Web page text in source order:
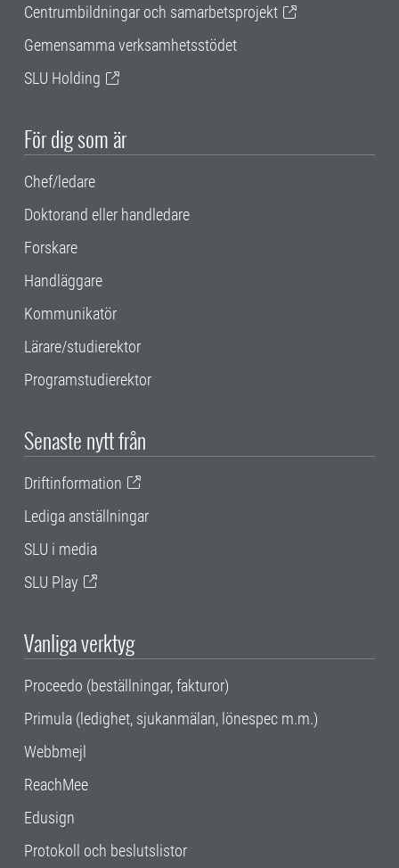
Centrumbildningar och samarbetsprojekt
Gemensamma verksamhetsstödet
SLU Holding
För dig som är
Chef/ledare
Doktorand eller handledare
Forskare
Handläggare
Kommunikatör
Lärare/studierektor
Programstudierektor
Senaste nytt från
Driftinformation
Lediga anställningar
SLU i media
SLU Play
Vanliga verktyg
Proceedo (beställningar, fakturor)
Primula (ledighet, sjukanmälan, lönespec m.m.)
Webbmejl
ReachMee
Edusign
Protokoll och beslutslistor